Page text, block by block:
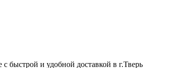
быстрой и удобной доставкой в г.Тверь